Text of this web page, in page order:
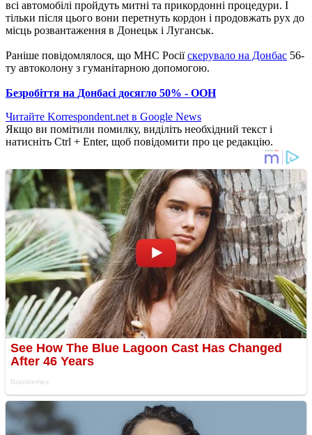
всі автомобілі пройдуть митні та прикордонні процедури. І
тільки після цього вони перетнуть кордон і продовжать рух до
місць розвантаження в Донецьк і Луганськ.
Раніше повідомлялося, що МНС Росіїскерувало на Донбас 56-
ту автоколону з гуманітарною допомогою.
Безробіття на Донбасі досягло 50% - ООН
Читайте Korrespondent.net в Google News
Якщо ви помітили помилку, виділіть необхідний текст і
натисніть Ctrl + Enter, щоб повідомити про це редакцію.